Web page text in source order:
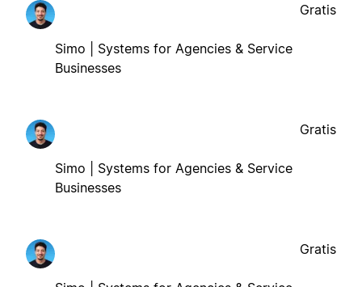
Simo | Systems for Agencies & Service
Businesses
Gratis
Simo | Systems for Agencies & Service
Businesses
Gratis
Gratis